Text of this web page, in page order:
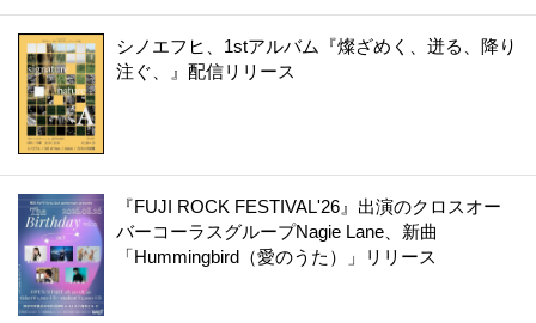
シノエフヒ、1stアルバム『燦ざめく、迸る、降り
注ぐ、』配信リリース
『FUJI ROCK FESTIVAL'26』出演のクロスオー
バーコーラスグループNagie Lane、新曲
「Hummingbird（愛のうた）」リリース